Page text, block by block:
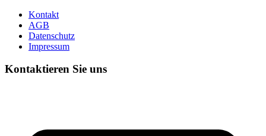
Kontakt
AGB
Datenschutz
Impressum
Kontaktieren Sie uns